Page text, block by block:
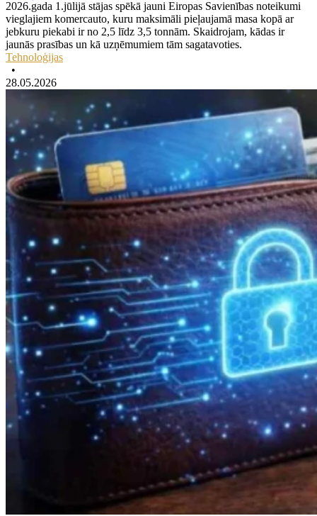
2026.gada 1.jūlijā stājas spēkā jauni Eiropas Savienības noteikumi
vieglajiem komercauto, kuru maksimāli pieļaujamā masa kopā ar
jebkuru piekabi ir no 2,5 līdz 3,5 tonnām. Skaidrojam, kādas ir
jaunās prasības un kā uzņēmumiem tām sagatavoties.
Tehnoloģijas
•
28.05.2026